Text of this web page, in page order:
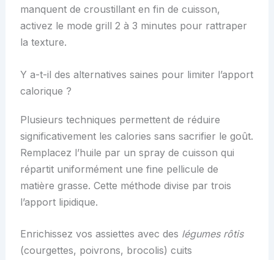
manquent de croustillant en fin de cuisson,
activez le mode grill 2 à 3 minutes pour rattraper
la texture.
Y a-t-il des alternatives saines pour limiter l’apport
calorique ?
Plusieurs techniques permettent de réduire
significativement les calories sans sacrifier le goût.
Remplacez l’huile par un spray de cuisson qui
répartit uniformément une fine pellicule de
matière grasse. Cette méthode divise par trois
l’apport lipidique.
Enrichissez vos assiettes avec des légumes rôtis
(courgettes, poivrons, brocolis) cuits